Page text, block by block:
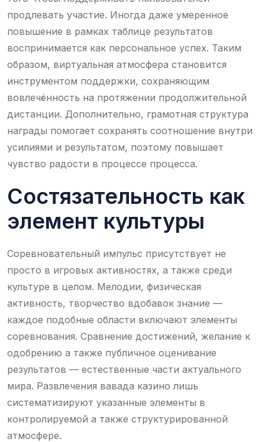
продлевать участие. Иногда даже умеренное
повышение в рамках таблице результатов
воспринимается как персональное успех. Таким
образом, виртуальная атмосфера становится
инструментом поддержки, сохраняющим
вовлечённость на протяжении продолжительной
дистанции. Дополнительно, грамотная структура
награды помогает сохранять соотношение внутри
усилиями и результатом, поэтому повышает
чувство радости в процессе процесса.
Состязательность как
элемент культуры
Соревновательный импульс присутствует не
просто в игровых активностях, а также среди
культуре в целом. Мелодии, физическая
активность, творчество вдобавок знание —
каждое подобные области включают элементы
соревнования. Сравнение достижений, желание к
одобрению а также публичное оценивание
результатов — естественные части актуального
мира. Развлечения вавада казино лишь
систематизируют указанные элементы в
контролируемой а также структурированной
атмосфере.